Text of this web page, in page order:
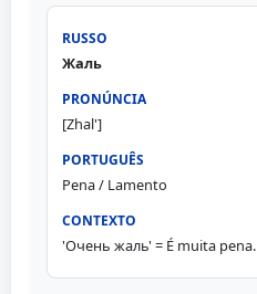
Жаль
[Zhal']
Pena / Lamento
'Очень жаль' = É muita pena.